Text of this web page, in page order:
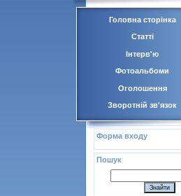
Головна сторінка
Статті
Інтерв'ю
Фотоальбоми
Оголошення
Зворотній зв'язок
Форма входу
Пошук